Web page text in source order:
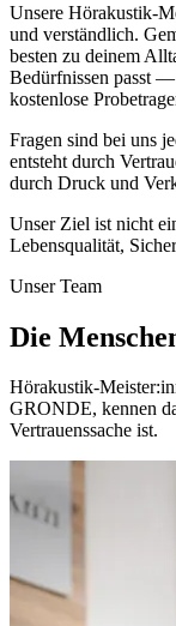
Unsere Hörakustik-
und verständlich.
besten zu deinem
Bedürfnissen passt —
kostenlose
Fragen sind bei uns
entsteht durch
durch Druck und
Unser Ziel ist nicht
Lebensqualität,
Unser Team
Die
Hörakustik-
GRONDE, kennen
Vertrauenssache ist.